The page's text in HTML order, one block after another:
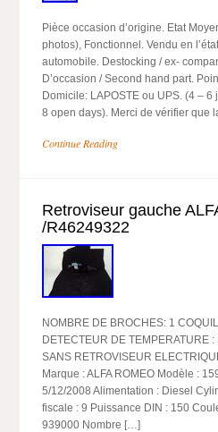
Pièce occasion d’origine. Etat
photos), Fonctionnel. Vendu en
automobile. Destocking / ex-
D’occasion / Second hand part.
Domicile: LAPOSTE ou UPS. (4 – 6
8 open days). Merci de vérifier que
Continue Reading
Retroviseur gauche
/R46249322
NOMBRE DE BROCHES: 1
DETECTEUR DE TEMPERATURE
SANS RETROVISEUR
Marque : ALFA ROMEO Modèle :
5/12/2008 Alimentation : Diesel
fiscale : 9 Puissance DIN : 150
939000 Nombre […]